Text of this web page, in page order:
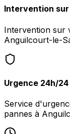
Intervention
Intervention sur
Anguilcourt-le-
Urgence 24h/24
Service
pannes à